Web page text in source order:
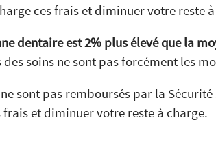
ces frais et diminuer votre reste
dentaire est 2% plus élevé que la
soins ne sont pas forcément les
sont pas remboursés par la
et diminuer votre reste à charge.